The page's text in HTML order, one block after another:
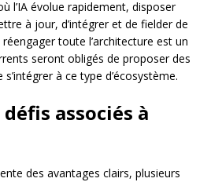
l’IA évolue rapidement, disposer
à jour, d’intégrer et de fielder de
toute l’architecture est un
seront obligés de proposer des
à ce type d’écosystème.
associés à
des avantages clairs, plusieurs